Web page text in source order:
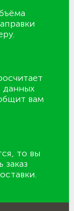
данных
вам
то вы